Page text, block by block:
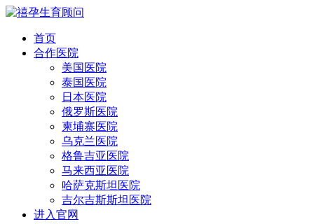
首页
合作医院
美国医院
泰国医院
日本医院
俄罗斯医院
柬埔寨医院
乌克兰医院
格鲁吉亚医院
马来西亚医院
哈萨克斯坦医院
吉尔吉斯斯坦医院
进入官网